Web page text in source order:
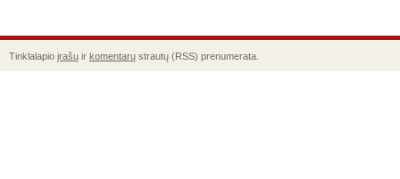
Tinklalapio įrašų ir komentarų strautų (RSS) prenumerata.